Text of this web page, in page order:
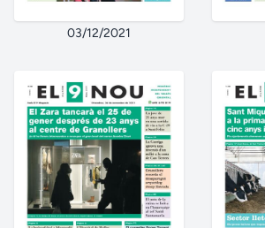
03/12/2021